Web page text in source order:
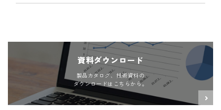
資料ダウンロード
製品カタログ、技術資料の
ダウンロードはこちらから。